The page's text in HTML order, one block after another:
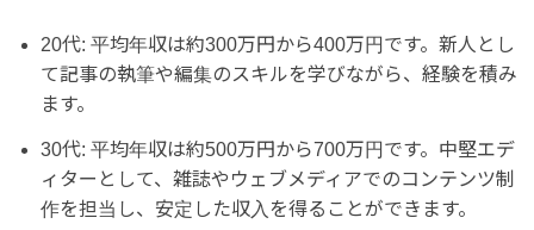
20代: 平均年収は約300万円から400万円です。新人とし
て記事の執筆や編集のスキルを学びながら、経験を積み
ます。
30代: 平均年収は約500万円から700万円です。中堅エデ
ィターとして、雑誌やウェブメディアでのコンテンツ制
作を担当し、安定した収入を得ることができます。